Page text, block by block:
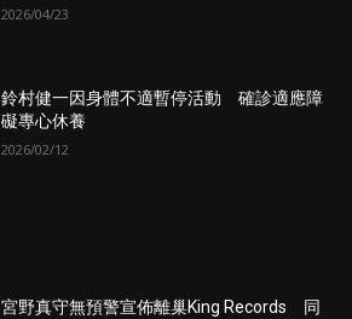
2026/04/23
鈴村健一因身體不適暫停活動 確診適應障
礙專心休養
2026/02/12
宮野真守無預警宣佈離巢King Records 同